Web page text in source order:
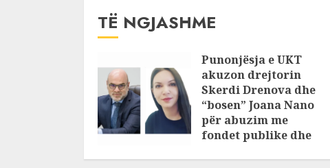
TË NGJASHME
Punonjësja e UKT
akuzon drejtorin
Skerdi Drenova dhe
“bosen” Joana Nano
për abuzim me
fondet publike dhe